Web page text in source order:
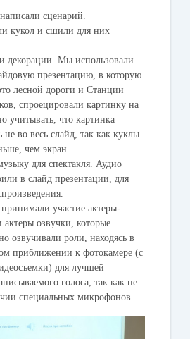
сценарий.
кукол и сшили для них
декорации. Мы использовали
презентацию, в которую
лесной дороги и Станции
спроецировали картинку на
учитывать, что картинка
во весь слайд, так как куклы
чем экран.
для спектакля. Аудио
в слайд презентации, для
принимали участие актеры-
актеры озвучки, которые
озвучивали роли, находясь в
приближении к фотокамере (с
для лучшей
голоса, так как не
специальных микрофонов.